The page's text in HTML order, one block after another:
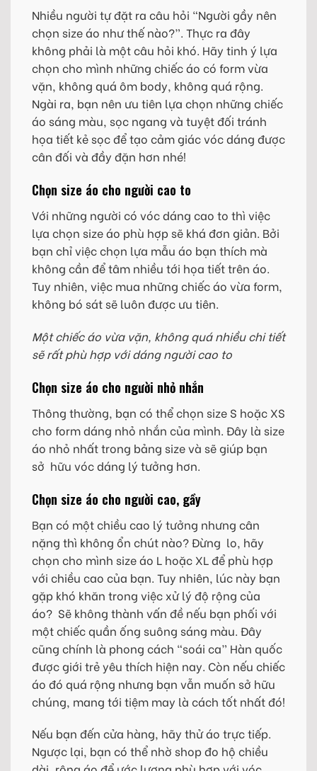
Nhiều người tự đặt ra câu hỏi “Người gầy nên
chọn size áo như thế nào?”. Thực ra đây
không phải là một câu hỏi khó. Hãy tinh ý lựa
chọn cho mình những chiếc áo có form vừa
vặn, không quá ôm body, không quá rộng.
Ngài ra, bạn nên ưu tiên lựa chọn những chiếc
áo sáng màu, sọc ngang và tuyệt đối tránh
họa tiết kẻ sọc để tạo cảm giác vóc dáng được
cân đối và đầy đặn hơn nhé!
Chọn size áo cho người cao to
Với những người có vóc dáng cao to thì việc
lựa chọn size áo phù hợp sẽ khá đơn giản. Bởi
bạn chỉ việc chọn lựa mẫu áo bạn thích mà
không cần để tâm nhiều tới họa tiết trên áo.
Tuy nhiên, việc mua những chiếc áo vừa form,
không bó sát sẽ luôn được ưu tiên.
Một chiếc áo vừa vặn, không quá nhiều chi tiết
sẽ rất phù hợp với dáng người cao to
Chọn size áo cho người nhỏ nhắn
Thông thường, bạn có thể chọn size S hoặc XS
cho form dáng nhỏ nhắn của mình. Đây là size
áo nhỏ nhất trong bảng size và sẽ giúp bạn
sở hữu vóc dáng lý tưởng hơn.
Chọn size áo cho người cao, gầy
Bạn có một chiều cao lý tưởng nhưng cân
nặng thì không ổn chút nào? Đừng lo, hãy
chọn cho mình size áo L hoặc XL để phù hợp
với chiều cao của bạn. Tuy nhiên, lúc này bạn
gặp khó khăn trong việc xử lý độ rộng của
áo? Sẽ không thành vấn đề nếu bạn phối với
một chiếc quần ống suông sáng màu. Đây
cũng chính là phong cách “soái ca” Hàn quốc
được giới trẻ yêu thích hiện nay. Còn nếu chiếc
áo đó quá rộng nhưng bạn vẫn muốn sở hữu
chúng, mang tới tiệm may là cách tốt nhất đó!
Nếu bạn đến cửa hàng, hãy thử áo trực tiếp.
Ngược lại, bạn có thể nhờ shop đo hộ chiều